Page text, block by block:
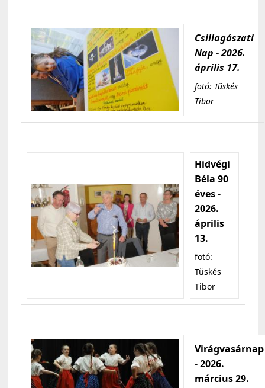
Csillagászati
Nap - 2026.
április 17.
fotó: Tüskés
Tibor
Hidvégi
Béla 90
éves -
2026.
április
13.
fotó:
Tüskés
Tibor
Virágvasárnap
- 2026.
március 29.